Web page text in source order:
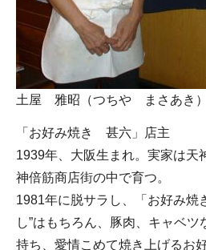
土屋 雅昭（つちや まさあき）
「お好み焼き 甚六」店主
1939年、大阪生まれ。実家は天
神倍筋商店街の中で育つ。
1981年に脱サラし、「お好み
し”はもちろん、豚肉、キャベ
持ち、愛情こめて焼き上げるお